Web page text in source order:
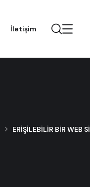
İletişim
ERIŞILEBILIR BIR WEB